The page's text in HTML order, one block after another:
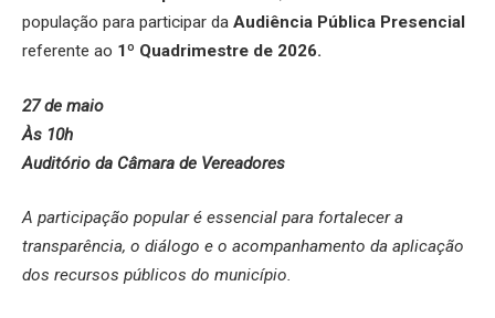
população para participar da Audiência Pública Presencial
referente ao 1º Quadrimestre de 2026.
27 de maio
Às 10h
Auditório da Câmara de Vereadores
A participação popular é essencial para fortalecer a
transparência, o diálogo e o acompanhamento da aplicação
dos recursos públicos do município.